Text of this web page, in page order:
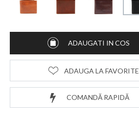
ADAUGATI IN COS
COMANDĂ RAPIDĂ
ADAUGA LA FAVORITE